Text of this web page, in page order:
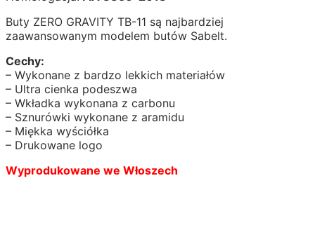
Buty ZERO GRAVITY TB-11 są najbardziej
zaawansowanym modelem butów Sabelt.
Cechy:
– Wykonane z bardzo lekkich materiałów
– Ultra cienka podeszwa
– Wkładka wykonana z carbonu
– Sznurówki wykonane z aramidu
– Miękka wyściółka
– Drukowane logo
Wyprodukowane we Włoszech